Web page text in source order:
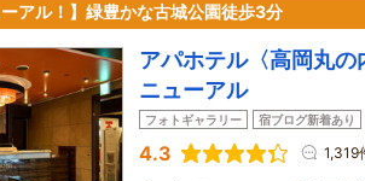
アル！】緑豊かな古城公園徒歩3分
アパホテル〈高岡丸
ニューアル
フォトギャラリー 宿ブログ新着あり
4.3 1,319